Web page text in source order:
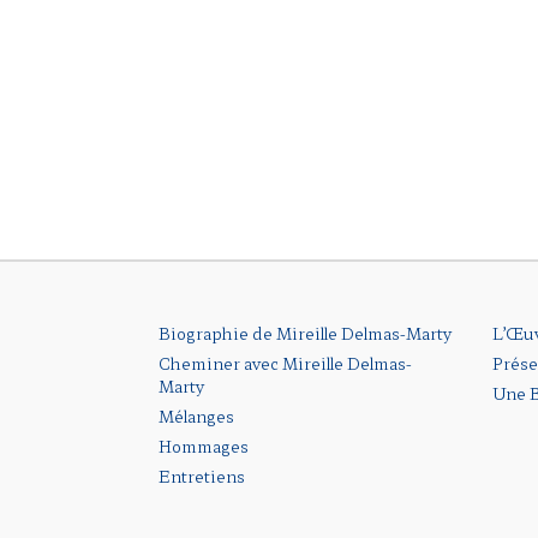
Biographie de Mireille Delmas-Marty
Cheminer avec Mireille Delmas-
Marty
Mélanges
Hommages
Entretiens
Une